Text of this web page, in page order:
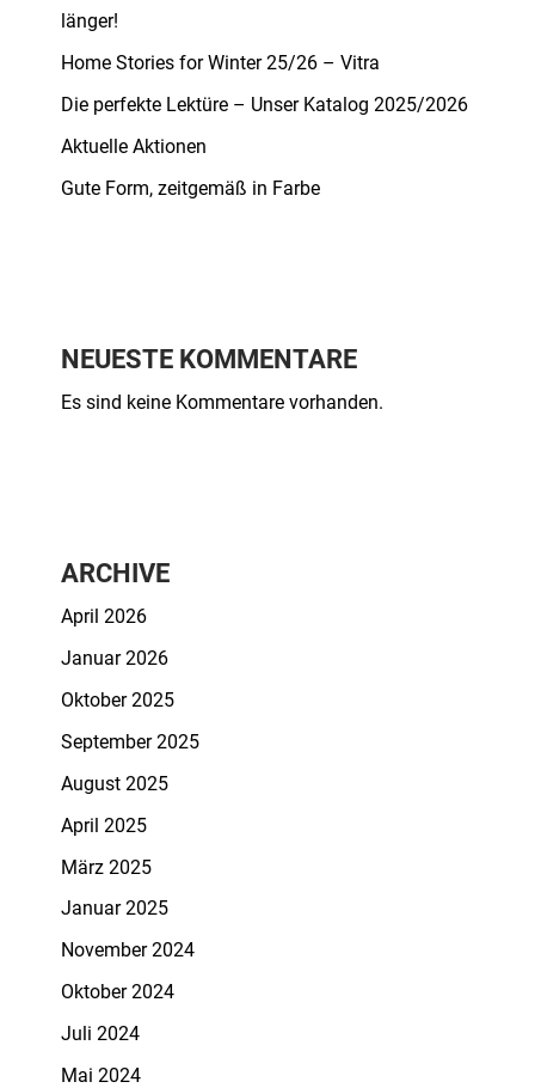
länger!
Home Stories for Winter 25/26 – Vitra
Die perfekte Lektüre – Unser Katalog 2025/2026
Aktuelle Aktionen
Gute Form, zeitgemäß in Farbe
NEUESTE KOMMENTARE
Es sind keine Kommentare vorhanden.
ARCHIVE
April 2026
Januar 2026
Oktober 2025
September 2025
August 2025
April 2025
März 2025
Januar 2025
November 2024
Oktober 2024
Juli 2024
Mai 2024